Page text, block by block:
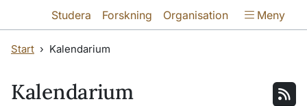
Studera Forskning Organisation Meny
Start Kalendarium
Kalendarium